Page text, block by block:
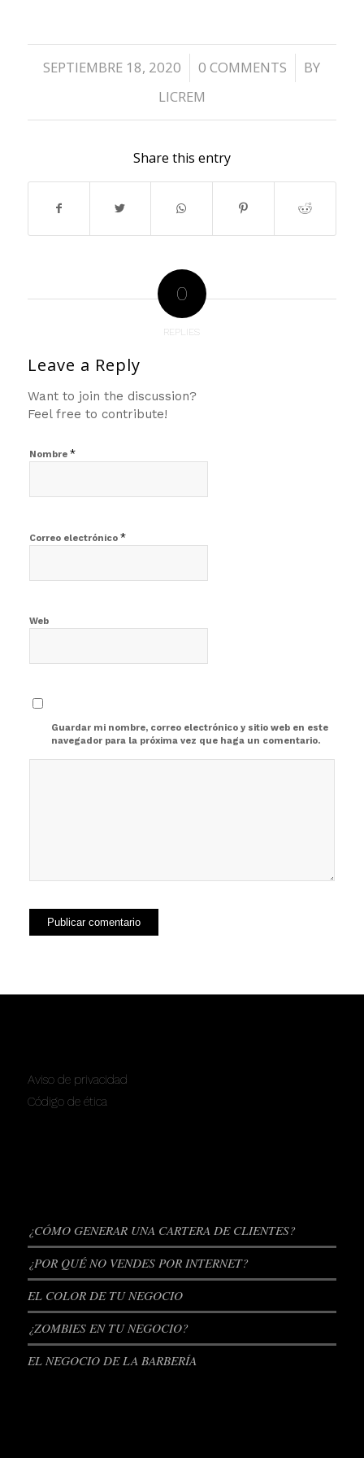
SEPTIEMBRE 18, 2020
/ 0 COMMENTS
/
BY
LICREM
Share this entry
0
REPLIES
Leave a Reply
Want to join the discussion?
Feel free to contribute!
Nombre *
Correo electrónico *
Web
Guardar mi nombre, correo electrónico y sitio web en este
navegador para la próxima vez que haga un comentario.
Aviso de privacidad
Código de ética
¿CÓMO GENERAR UNA CARTERA DE CLIENTES?
¿POR QUÉ NO VENDES POR INTERNET?
EL COLOR DE TU NEGOCIO
¿ZOMBIES EN TU NEGOCIO?
EL NEGOCIO DE LA BARBERÍA